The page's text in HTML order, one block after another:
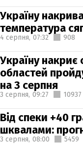
Україну
температура
4 серпня, 07:32 908
Україну накриє
областей
на 3 серпня
3 серпня, 09:27 10937
Від спеки +40
шквалами:
3 серпня, 08:00 5459